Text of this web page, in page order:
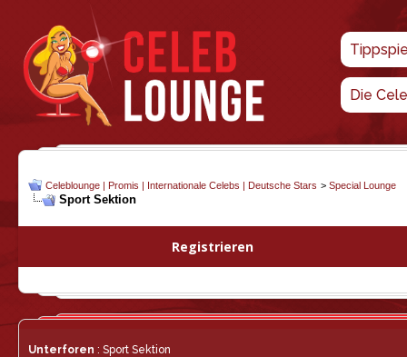
Die
Celeblounge | Promis | Internationale Celebs | Deutsche Stars > Special Lounge
Sport Sektion
Registrieren
Unterforen : Sport Sektion